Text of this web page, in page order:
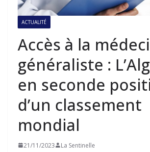
ACTUALITÉ
Accès à la
généraliste :
en seconde
d’un classement
mondial
21/11/2023 La Sentinelle